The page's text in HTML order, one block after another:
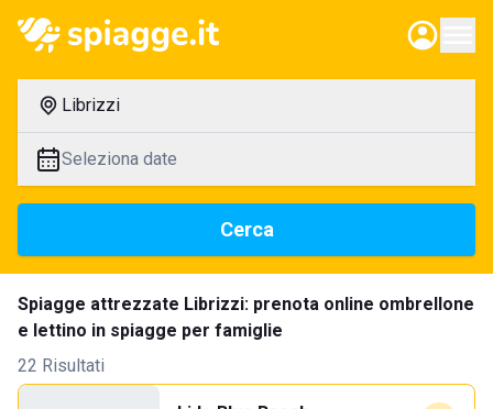
Librizzi
Seleziona date
Cerca
Spiagge attrezzate Librizzi: prenota online ombrellone
e lettino in spiagge per famiglie
22 Risultati